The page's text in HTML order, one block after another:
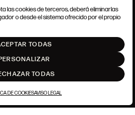
DE COOKIES
DE COOKIES
las cookies de terceros, deberá eliminarlas
o desde el sistema ofrecido por el propio
TODAS
TODAS
DE COOKIESAVISO LEGAL